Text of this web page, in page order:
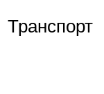
Транспорт